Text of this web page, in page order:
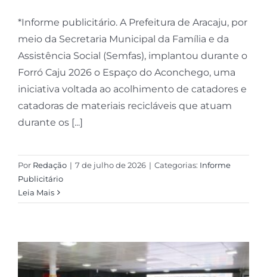
*Informe publicitário. A Prefeitura de Aracaju, por
meio da Secretaria Municipal da Família e da
Assistência Social (Semfas), implantou durante o
Forró Caju 2026 o Espaço do Aconchego, uma
iniciativa voltada ao acolhimento de catadores e
catadoras de materiais recicláveis que atuam
durante os [...]
Por Redação | 7 de julho de 2026 | Categorias: Informe
Publicitário
Leia Mais